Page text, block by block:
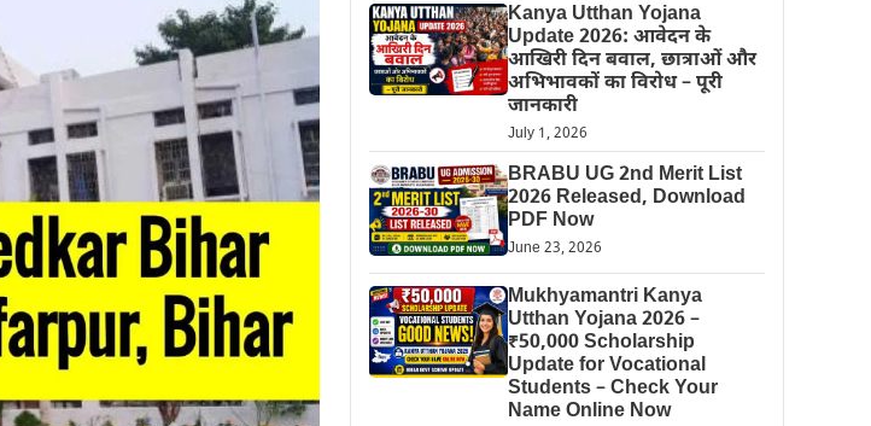
Kanya Utthan Yojana
Update 2026: आवेदन के
आखिरी दिन बवाल, छात्राओं और
अभिभावकों का विरोध – पूरी
जानकारी
July 1, 2026
BRABU UG 2nd Merit List
2026 Released, Download
PDF Now
June 23, 2026
Mukhyamantri Kanya
Utthan Yojana 2026 –
₹50,000 Scholarship
Update for Vocational
Students – Check Your
Name Online Now